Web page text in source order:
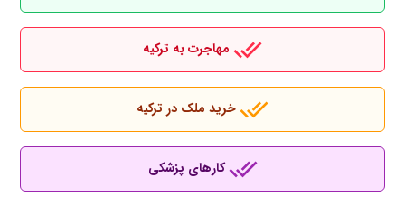
مهاجرت به ترکیه
خرید ملک در ترکیه
کارهای پزشکی